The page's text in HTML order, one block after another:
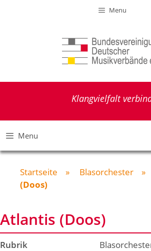
Menu
Klangvielfalt
Menu
Startseite » Blasorchester »
(Doos)
Atlantis (Doos)
Rubrik